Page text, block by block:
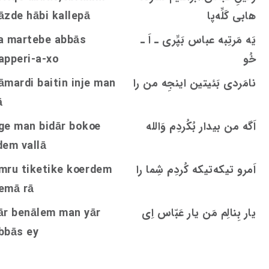
هابی کَلِّه‌پا
hābi kallepā
یَه مَرتِبه عباس بَپِّری ـ اَ ـ
خُو
martebe abbās
a-xo
نامَردی بَئیتین اینجِه من را
baitin inje man
اَگه من بیدار بُکُردِم وَالله
man bidār bokoe
vallā
اَمرو تیکه‌تیکه کُردِم شِما را
tiketike koerdem
rā
یار بِنالِم مَن یار عَبّاس اِی
benālem man yār
ey